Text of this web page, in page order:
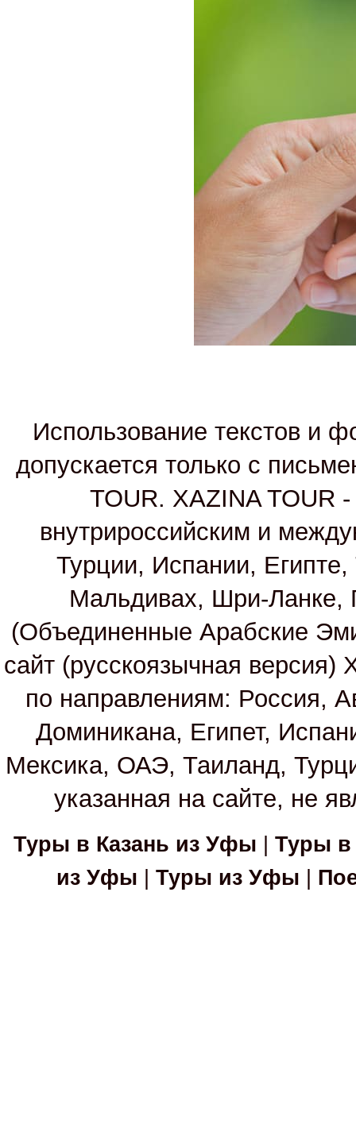
Использование текстов и
допускается только с
TOUR. XAZINA TOUR -
внутрироссийским и
Турции, Испании,
Мальдивах, Шри-Ланке,
(Объединенные Арабские
сайт (русскоязычная
по направлениям: Россия,
Доминикана, Египет,
Мексика, ОАЭ, Таиланд,
указанная на сайте, не
Туры в Казань из Уфы
Туры в
из Уфы
Туры из Уфы